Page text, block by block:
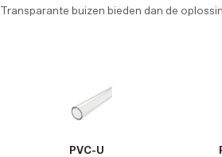
Transparante buizen bieden dan de
PVC-U